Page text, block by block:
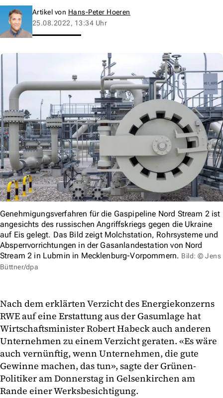
Artikel von Hans-Peter Hoeren
25.08.2022, 13:34 Uhr
Genehmigungsverfahren für die Gaspipeline Nord Stream 2 ist
angesichts des russischen Angriffskriegs gegen die Ukraine
auf Eis gelegt. Das Bild zeigt Molchstation, Rohrsysteme und
Absperrvorrichtungen in der Gasanlandestation von Nord
Stream 2 in Lubmin in Mecklenburg-Vorpommern. Bild: © Jens
Büttner/dpa
Nach dem erklärten Verzicht des Energiekonzerns
RWE auf eine Erstattung aus der Gasumlage hat
Wirtschaftsminister Robert Habeck auch anderen
Unternehmen zu einem Verzicht geraten. «Es wäre
auch vernünftig, wenn Unternehmen, die gute
Gewinne machen, das tun», sagte der Grünen-
Politiker am Donnerstag in Gelsenkirchen am
Rande einer Werksbesichtigung.